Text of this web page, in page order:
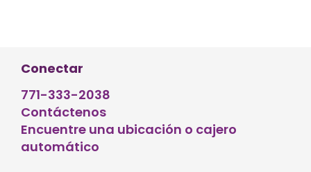
Conectar
771-333-2038
Contáctenos
Encuentre una ubicación o cajero
automático